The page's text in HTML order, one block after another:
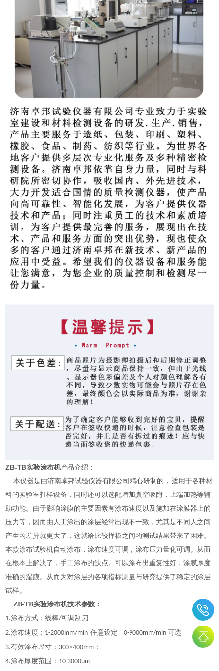
ZB-TB实验涂布机产品介绍：
本仪器是由济南卓邦试验仪器有限公司精心研制的 ，适用于各种材
料的实验室打样设备，同时还可以选配增加真空吸附，上端加热等辅
助功能。由于影响涂膜的主要因素有涂布速度以及施加在涂膜器上的
压力等，因而由人工涂出的涂层经常出现不一致，尤其是不同人之间
产生的差异就更大了，这就给比较样板之间的测试结果带来了困难。
本款涂布试验机自动涂布，涂布速度可调，涂布压力量化可调 。 从而
在根本上解决了，手工涂布的缺点。可以涂布出重复性好，涂膜厚度
准确的湿膜。从而为对涂层的各项指标测量与研究提供了稳定的涂层
试样。
ZB-TB实验涂布机技术参数：
1.涂布方式：线棒/可调刮刀
2.涂布速度： 1-2000mm/min任意设定 0-9000mm/min 可选
3.有效涂布尺寸： 300×400mm ；
4.涂布厚度范围： 10-3000um